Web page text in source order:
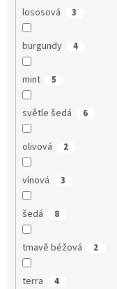
lososová 3
burgundy 4
mint 5
světle šedá 6
olivová 2
vínová 3
šedá 8
tmavě béžová 2
terra 4